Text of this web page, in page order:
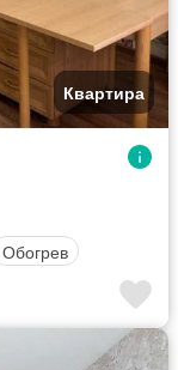
Квартира
Обогрев